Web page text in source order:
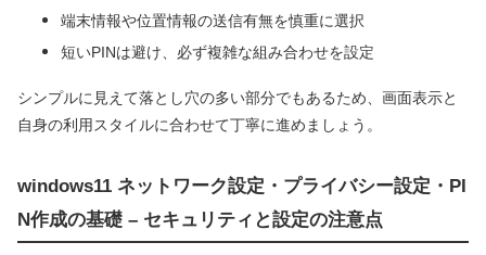
端末情報や位置情報の送信有無を慎重に選択
短いPINは避け、必ず複雑な組み合わせを設定
シンプルに見えて落とし穴の多い部分でもあるため、画面表示と
自身の利用スタイルに合わせて丁寧に進めましょう。
windows11 ネットワーク設定・プライバシー設定・PI
N作成の基礎 – セキュリティと設定の注意点